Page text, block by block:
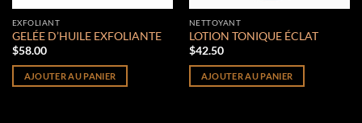
EXFOLIANT
GELÉE D’HUILE EXFOLIANTE
$58.00
AJOUTER AU PANIER
NETTOYANT
LOTION TONIQUE ÉCLAT
$42.50
AJOUTER AU PANIER